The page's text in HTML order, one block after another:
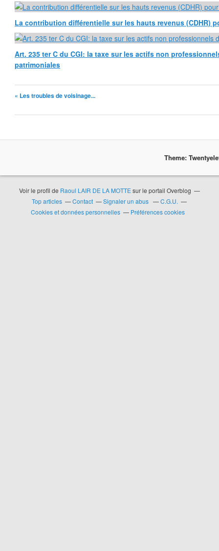
La contribution différentielle sur les hauts revenus (CDHR)
Art. 235 ter C du CGI: la taxe sur les actifs non
patrimoniales
« Les troubles de voisinage...
Theme:
Voir le profil de Raoul LAIR DE LA MOTTEsur le portail Overblog
Top articles
Contact Signaler un abus
C.G.U.
Cookies et données personnelles
Préférences cookies